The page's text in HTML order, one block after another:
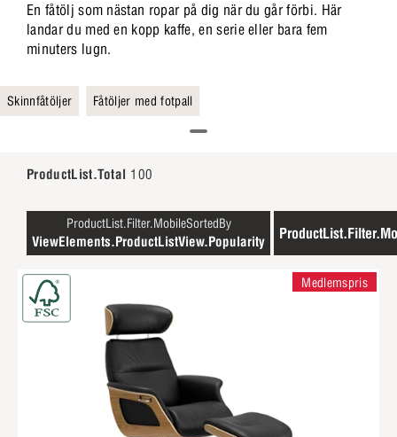
En fåtölj som nästan ropar på dig när du går förbi. Här
landar du med en kopp kaffe, en serie eller bara fem
minuters lugn.
Skinnfåtöljer Fåtöljer med fotpall
ProductList.Total 100
ProductList.Filter.MobileSortedBy
ViewElements.ProductListView.Popularity
Medlemspris